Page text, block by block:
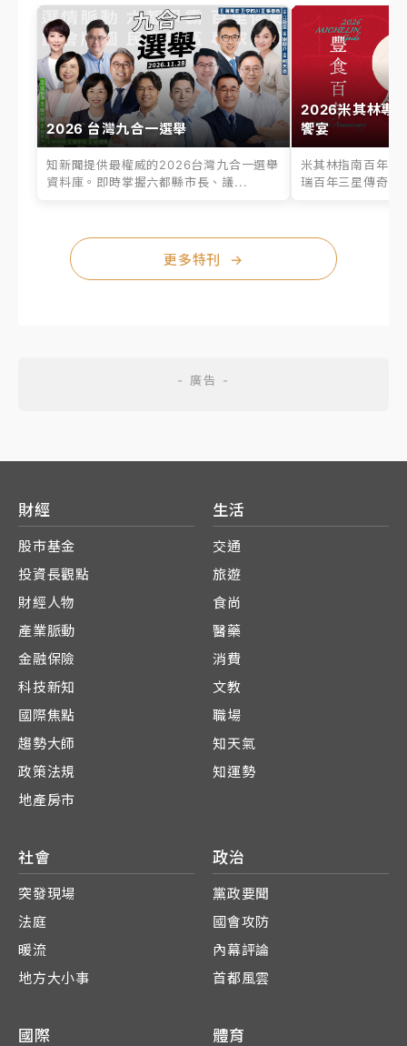
2026 台灣九合一選舉
知新聞提供最權威的2026台灣九合一選舉
資料庫。即時掌握六都縣市長、議...
2026米其林專
饗宴
米其林指南百年之
瑞百年三星傳奇、
更多特刊 →
財經
股市基金
投資長觀點
財經人物
產業脈動
金融保險
科技新知
國際焦點
趨勢大師
政策法規
地產房市
生活
交通
旅遊
食尚
醫藥
消費
文教
職場
知天氣
知運勢
社會
突發現場
法庭
暖流
地方大小事
政治
黨政要聞
國會攻防
內幕評論
首都風雲
國際 體育